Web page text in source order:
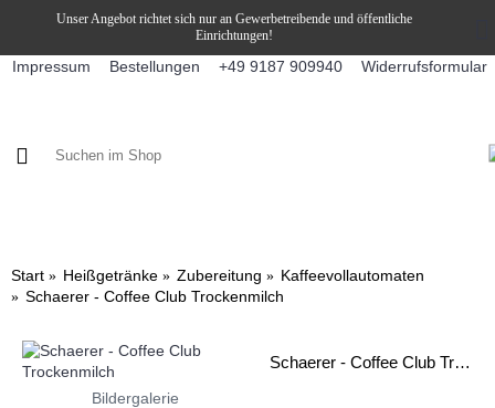
Unser Angebot richtet sich nur an Gewerbetreibende und öffentliche
Einrichtungen!
Impressum Bestellungen +49 9187 909940 Widerrufsformular
Start Heißgetränke Zubereitung
Kaffeevollautomaten
Schaerer - Coffee Club Trockenmilch
Bildergalerie
Schaerer - Coffee Club Trockenmilch